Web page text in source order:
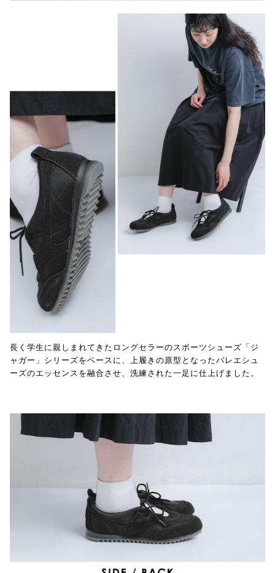
長く学生に親しまれてきたロングセラーのスポーツシューズ「ジ
ャガー」シリーズをベースに、上履きの原型となったバレエシュ
ーズのエッセンスを融合させ、洗練された一足に仕上げました。